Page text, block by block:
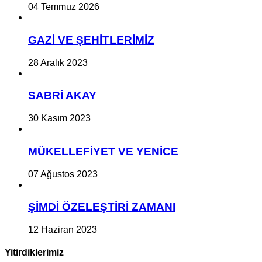
04 Temmuz 2026
GAZİ VE ŞEHİTLERİMİZ
28 Aralık 2023
SABRİ AKAY
30 Kasım 2023
MÜKELLEFİYET VE YENİCE
07 Ağustos 2023
ŞİMDİ ÖZELEŞTİRİ ZAMANI
12 Haziran 2023
Yitirdiklerimiz